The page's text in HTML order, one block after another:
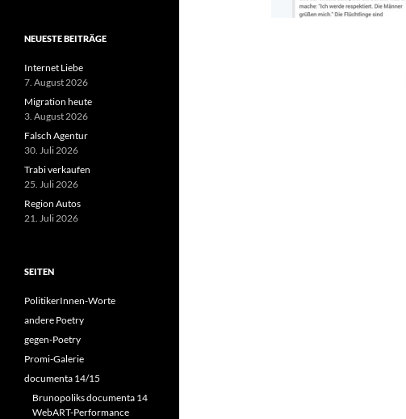
NEUESTE BEITRÄGE
Internet Liebe
7. August 2026
Migration heute
3. August 2026
Falsch Agentur
30. Juli 2026
Trabi verkaufen
25. Juli 2026
Region Autos
21. Juli 2026
SEITEN
PolitikerInnen-Worte
andere Poetry
gegen-Poetry
Promi-Galerie
documenta 14/15
Brunopoliks documenta 14
WebART-Performance